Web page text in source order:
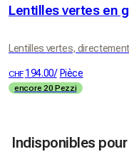
Lentilles vertes en
Lentilles vertes,
CHF 194.00/ Pièce
encore 20 Pezzi
Indisponibles